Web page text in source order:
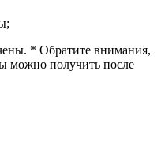
* Обратите внимания,
можно получить после